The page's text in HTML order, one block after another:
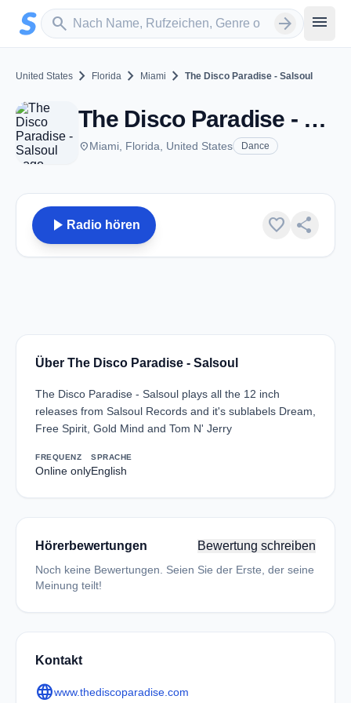
Zum Hauptinhalt springen
search
Sender suchen arrow_forward menu
United States chevron_right Florida chevron_right Miami chevron_right The Disco Paradise - Salsoul
The Disco Paradise - Salsoul - Miami, FL
placeMiami, Florida, United States Dance
play_arrow Radio hören favorite share
Über The Disco Paradise - Salsoul
The Disco Paradise - Salsoul plays all the 12 inch
releases from Salsoul Records and it's sublabels Dream,
Free Spirit, Gold Mind and Tom N' Jerry
FREQUENZ
Online only
SPRACHE
English
Hörerbewertungen Bewertung schreiben
Noch keine Bewertungen. Seien Sie der Erste, der seine
Meinung teilt!
Kontakt
languagewww.thediscoparadise.com